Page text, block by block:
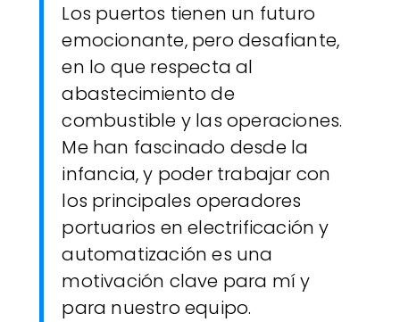
Los puertos tienen un futuro
emocionante, pero desafiante,
en lo que respecta al
abastecimiento de
combustible y las operaciones.
Me han fascinado desde la
infancia, y poder trabajar con
los principales operadores
portuarios en electrificación y
automatización es una
motivación clave para mí y
para nuestro equipo.